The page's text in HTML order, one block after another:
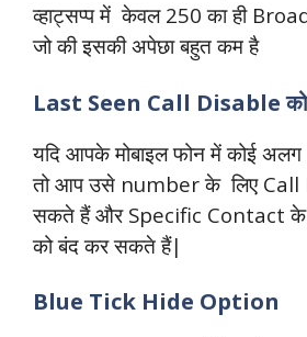
व्हाट्सप्प में केवल 250 का ही
जो की इसकी अपेछा बहुत कम है
Last Seen Call Disable
यदि आपके मोबाइल फोन में कोई
तो आप उसे number के लिए Call
सकते हैं और Specific Contact के
को बंद कर सकते हैं|
Blue Tick Hide Option